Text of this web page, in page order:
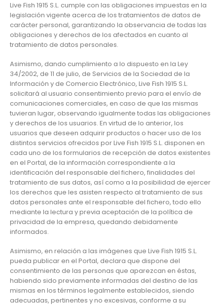
Live Fish 1915 S.L. cumple con las obligaciones impuestas en la
legislación vigente acerca de los tratamientos de datos de
carácter personal, garantizando la observancia de todas las
obligaciones y derechos de los afectados en cuanto al
tratamiento de datos personales.
Asimismo, dando cumplimiento a lo dispuesto en la Ley
34/2002, de 11 de julio, de Servicios de la Sociedad de la
Información y de Comercio Electrónico, Live Fish 1915 S.L.
solicitará al usuario consentimiento previo para el envío de
comunicaciones comerciales, en caso de que las mismas
tuvieran lugar, observando igualmente todas las obligaciones
y derechos de los usuarios. En virtud de lo anterior, los
usuarios que deseen adquirir productos o hacer uso de los
distintos servicios ofrecidos por Live Fish 1915 S.L. disponen en
cada uno de los formularios de recepción de datos existentes
en el Portal, de la información correspondiente a la
identificación del responsable del fichero, finalidades del
tratamiento de sus datos, así como a la posibilidad de ejercer
los derechos que les asisten respecto al tratamiento de sus
datos personales ante el responsable del fichero, todo ello
mediante la lectura y previa aceptación de la política de
privacidad de la empresa, quedando debidamente
informados.
Asimismo, en relación a las imágenes que Live Fish 1915 S.L.
pueda publicar en el Portal, declara que dispone del
consentimiento de las personas que aparezcan en éstas,
habiendo sido previamente informadas del destino de las
mismas en los términos legalmente establecidos, siendo
adecuadas, pertinentes y no excesivas, conforme a su